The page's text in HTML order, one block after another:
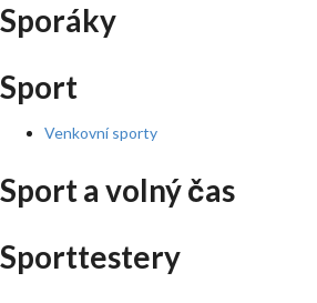
Sporáky
Sport
Venkovní sporty
Sport a volný čas
Sporttestery